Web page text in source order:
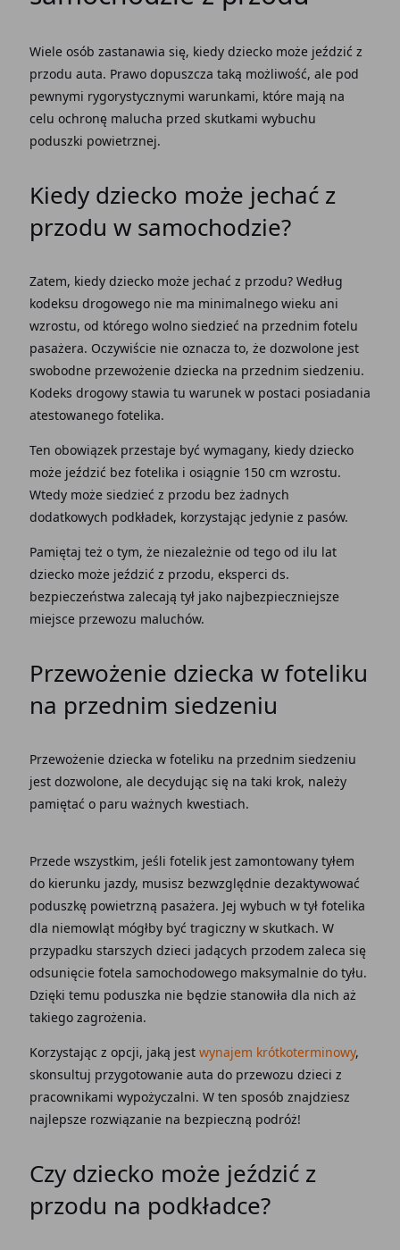
Wiele osób zastanawia się, kiedy dziecko może jeździć z
przodu auta. Prawo dopuszcza taką możliwość, ale pod
pewnymi rygorystycznymi warunkami, które mają na
celu ochronę malucha przed skutkami wybuchu
poduszki powietrznej.
Kiedy dziecko może jechać z
przodu w samochodzie?
Zatem, kiedy dziecko może jechać z przodu? Według
kodeksu drogowego nie ma minimalnego wieku ani
wzrostu, od którego wolno siedzieć na przednim fotelu
pasażera. Oczywiście nie oznacza to, że dozwolone jest
swobodne przewożenie dziecka na przednim siedzeniu.
Kodeks drogowy stawia tu warunek w postaci posiadania
atestowanego fotelika.
Ten obowiązek przestaje być wymagany, kiedy dziecko
może jeździć bez fotelika i osiągnie 150 cm wzrostu.
Wtedy może siedzieć z przodu bez żadnych
dodatkowych podkładek, korzystając jedynie z pasów.
Pamiętaj też o tym, że niezależnie od tego od ilu lat
dziecko może jeździć z przodu, eksperci ds.
bezpieczeństwa zalecają tył jako najbezpieczniejsze
miejsce przewozu maluchów.
Przewożenie dziecka w foteliku
na przednim siedzeniu
Przewożenie dziecka w foteliku na przednim siedzeniu
jest dozwolone, ale decydując się na taki krok, należy
pamiętać o paru ważnych kwestiach.
Przede wszystkim, jeśli fotelik jest zamontowany tyłem
do kierunku jazdy, musisz bezwzględnie dezaktywować
poduszkę powietrzną pasażera. Jej wybuch w tył fotelika
dla niemowląt mógłby być tragiczny w skutkach. W
przypadku starszych dzieci jadących przodem zaleca się
odsunięcie fotela samochodowego maksymalnie do tyłu.
Dzięki temu poduszka nie będzie stanowiła dla nich aż
takiego zagrożenia.
Korzystając z opcji, jaką jest wynajem krótkoterminowy,
skonsultuj przygotowanie auta do przewozu dzieci z
pracownikami wypożyczalni. W ten sposób znajdziesz
najlepsze rozwiązanie na bezpieczną podróż!
Czy dziecko może jeździć z
przodu na podkładce?